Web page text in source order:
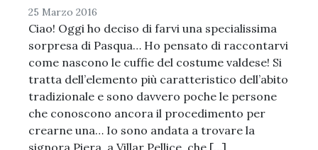
25 Marzo 2016
Ciao! Oggi ho deciso di farvi una specialissima
sorpresa di Pasqua… Ho pensato di raccontarvi
come nascono le cuffie del costume valdese! Si
tratta dell’elemento più caratteristico dell’abito
tradizionale e sono davvero poche le persone
che conoscono ancora il procedimento per
crearne una… Io sono andata a trovare la